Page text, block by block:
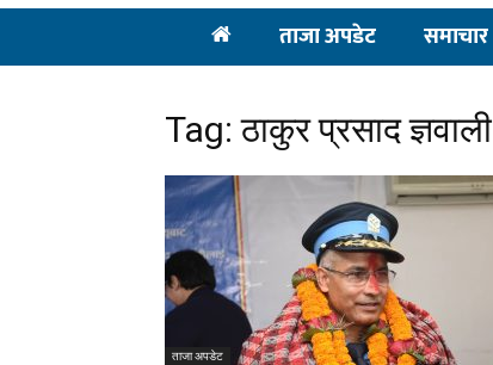
ताजा अपडेट समाचार
Tag: ठाकुर प्रसाद ज्ञवाली
ताजा अपडेट